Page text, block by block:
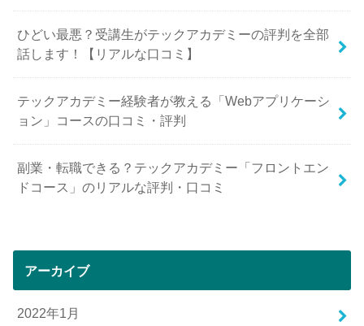
ひどい最悪？受講生がテックアカデミーの評判を全部
話します！【リアルな口コミ】
テックアカデミー経験者が教える「Webアプリケーシ
ョン」コースの口コミ・評判
副業・転職できる？テックアカデミー「フロントエン
ドコース」のリアルな評判・口コミ
アーカイブ
2022年1月